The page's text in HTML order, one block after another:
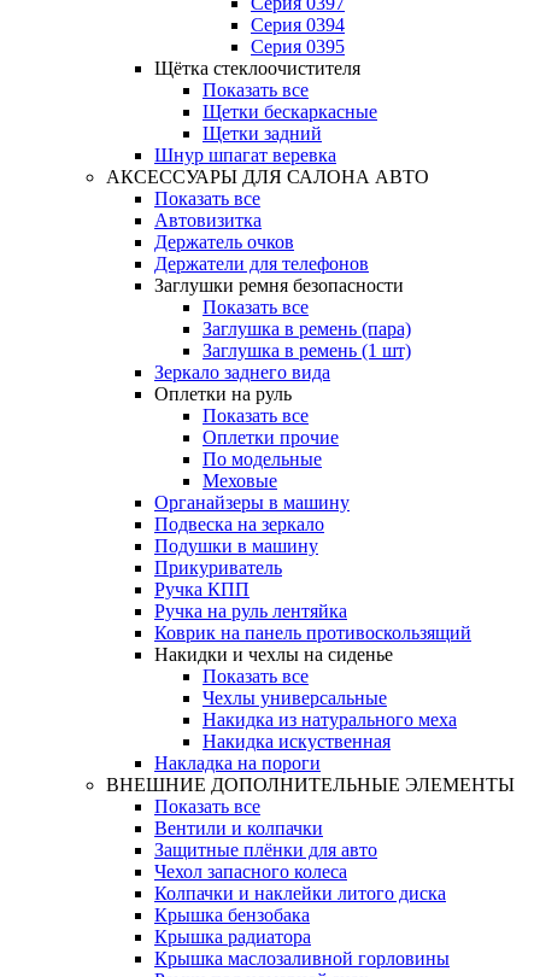
Серия 0394
Серия 0395
Щётка стеклоочистителя
Показать все
Щетки бескаркасные
Щетки задний
Шнур шпагат веревка
АКСЕССУАРЫ ДЛЯ САЛОНА АВТО
Показать все
Автовизитка
Держатель очков
Держатели для телефонов
Заглушки ремня безопасности
Показать все
Заглушка в ремень (пара)
Заглушка в ремень (1 шт)
Зеркало заднего вида
Оплетки на руль
Показать все
Оплетки прочиe
По модельные
Меховые
Органайзеры в машину
Подвеска на зеркало
Подушки в машину
Прикуриватель
Ручка КПП
Ручка на руль лентяйка
Коврик на панель противоскользящий
Накидки и чехлы на сиденье
Показать все
Чехлы универсальные
Накидка из натурального меха
Накидка искуственная
Накладка на пороги
ВНЕШНИЕ ДОПОЛНИТЕЛЬНЫЕ ЭЛЕМЕНТЫ
Показать все
Вентили и колпачки
Защитные плёнки для авто
Чехол запасного колеса
Колпачки и наклейки литого диска
Крышка бензобака
Крышка радиатора
Крышка маслозаливной горловины